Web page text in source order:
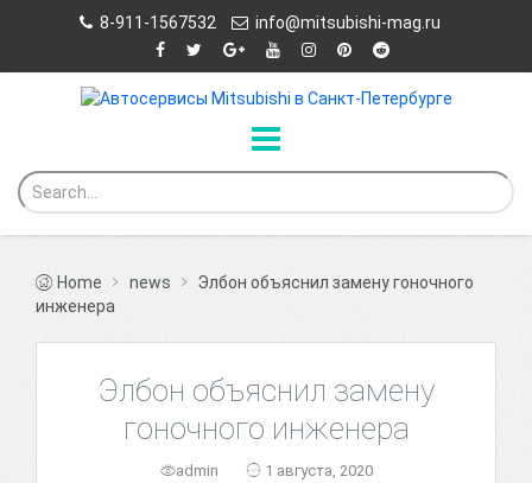
8-911-1567532 info@mitsubishi-mag.ru
Home news
Элбон объяснил замену гоночного
инженера
Элбон объяснил замену
гоночного инженера
admin 1 августа, 2020